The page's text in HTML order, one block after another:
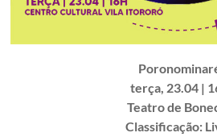
terça, 23.04 |
Teatro de
Classificação: